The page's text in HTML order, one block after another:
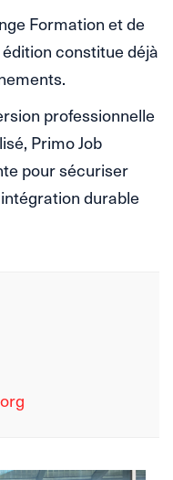
Formation et de
constitue déjà
professionnelle
Primo Job
pour sécuriser
durable